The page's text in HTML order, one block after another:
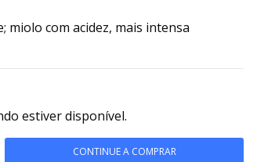
miolo com acidez, mais intensa
estiver disponível.
CONTINUE A COMPRAR